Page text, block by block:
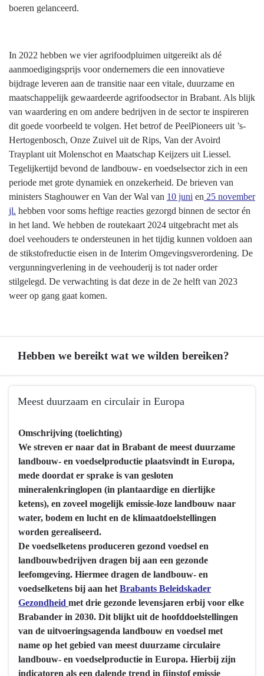
boeren gelanceerd.
In 2022 hebben we vier agrifoodpluimen uitgereikt als dé
aanmoedigingsprijs voor ondernemers die een innovatieve
bijdrage leveren aan de transitie naar een vitale, duurzame en
maatschappelijk gewaardeerde agrifoodsector in Brabant. Als blijk
van waardering en om andere bedrijven in de sector te inspireren
dit goede voorbeeld te volgen. Het betrof de PeelPioneers uit ’s-
Hertogenbosch, Onze Zuivel uit de Rips, Van der Avoird
Trayplant uit Molenschot en Maatschap Keijzers uit Liessel.
Tegelijkertijd bevond de landbouw- en voedselsector zich in een
periode met grote dynamiek en onzekerheid. De brieven van
ministers Staghouwer en Van der Wal van 10 juni en 25 november
jl. hebben voor soms heftige reacties gezorgd binnen de sector én
in het land. We hebben de routekaart 2024 uitgebracht met als
doel veehouders te ondersteunen in het tijdig kunnen voldoen aan
de stikstofreductie eisen in de Interim Omgevingsverordening. De
vergunningverlening in de veehouderij is tot nader order
stilgelegd. De verwachting is dat deze in de 2e helft van 2023
weer op gang gaat komen.
Hebben we bereikt wat we wilden bereiken?
Programma
Landbouw
voedsel
Hebben
bereikt
wilden
bereiken?
Meest duurzaam en circulair in Europa
naar
navigatie
Programma
Landbouw
voedsel
Hebben
we
bereikt
wat
we
wilden
bereiken?
Omschrijving (toelichting)
We streven er naar dat in Brabant de meest duurzame
landbouw- en voedselproductie plaatsvindt in Europa,
mede doordat er sprake is van gesloten
mineralenkringlopen (in plantaardige en dierlijke
ketens), en zoveel mogelijk emissie-loze landbouw naar
water, bodem en lucht en de klimaatdoelstellingen
worden gerealiseerd.
De voedselketens produceren gezond voedsel en
landbouwbedrijven dragen bij aan een gezonde
leefomgeving. Hiermee dragen de landbouw- en
voedselketens bij aan het Brabants Beleidskader
Gezondheid met drie gezonde levensjaren erbij voor elke
Brabander in 2030. Dit blijkt uit de hoofddoelstellingen
van de uitvoeringsagenda landbouw en voedsel met
name op het gebied van meest duurzame circulaire
landbouw- en voedselproductie in Europa. Hierbij zijn
indicatoren als een dalende trend in fijnstof emissie